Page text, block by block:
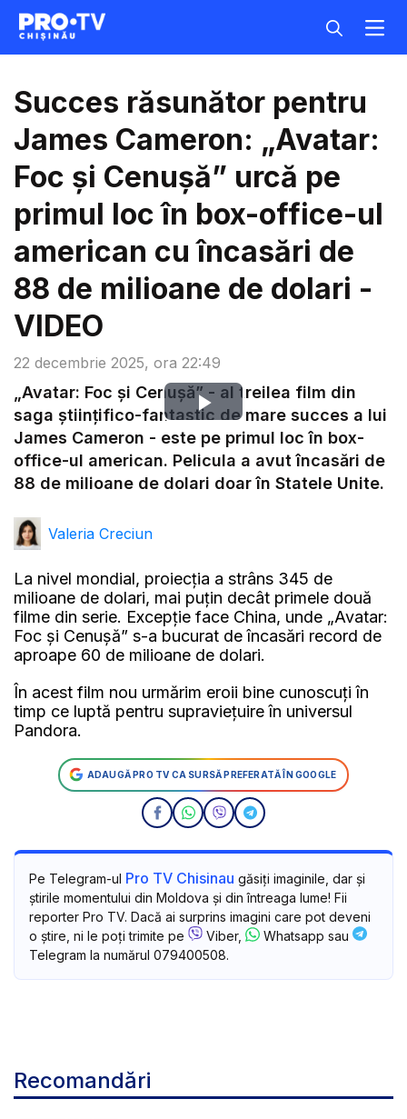
22 decembrie 2025, ora 22:49
Succes răsunător pentru
James Cameron: „Avatar:
Foc și Cenușă” urcă pe
primul loc în box-office-ul
american cu încasări de
88 de milioane de dolari -
VIDEO
Play
Video
„Avatar: Foc și Cenușă” - al treilea film din
saga științifico-fantastic de mare succes a lui
James Cameron - este pe primul loc în box-
office-ul american. Pelicula a avut încasări de
88 de milioane de dolari doar în Statele Unite.
Valeria Creciun
La nivel mondial, proiecția a strâns 345 de
milioane de dolari, mai puțin decât primele două
filme din serie. Excepție face China, unde „Avatar:
Foc și Cenușă” s-a bucurat de încasări record de
aproape 60 de milioane de dolari.
În acest film nou urmărim eroii bine cunoscuți în
timp ce luptă pentru supraviețuire în universul
Pandora.
ADAUGĂ PRO TV CA SURSĂ PREFERATĂ ÎN GOOGLE
Pe Telegram-ul Pro TV Chisinau găsiți imaginile, dar și
știrile momentului din Moldova și din întreaga lume! Fii
reporter Pro TV. Dacă ai surprins imagini care pot deveni
o știre, ni le poți trimite pe
Viber,
Whatsapp sau
Telegram la numărul 079400508.
Recomandări